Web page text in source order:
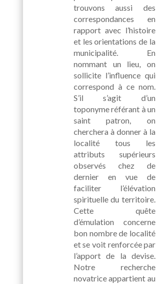
trouvons aussi des
correspondances en
rapport avec l’histoire
et les orientations de la
municipalité. En
nommant un lieu, on
sollicite l’influence qui
correspond à ce nom.
S’il s’agit d’un
toponyme référant à un
saint patron, on
cherchera à donner à la
localité tous les
attributs supérieurs
observés chez de
dernier en vue de
faciliter l’élévation
spirituelle du territoire.
Cette quête
d’émulation concerne
bon nombre de localité
et se voit renforcée par
l’apport de la devise.
Notre recherche
novatrice appartient au